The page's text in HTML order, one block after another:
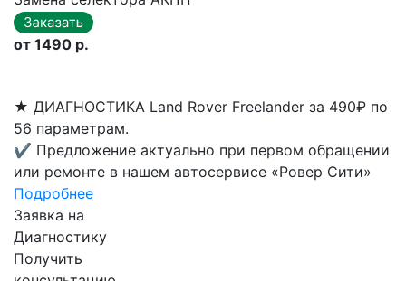
от 1490 р.
★ ДИАГНОСТИКА Land Rover Freelander за 490₽ по
56 параметрам.
✔ Предложение актуально при первом обращении
или ремонте в нашем автосервисе «Ровер Сити»
Подробнее
Заявка на
Диагностику
Получить